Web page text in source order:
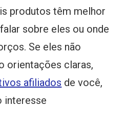
produtos têm melhor
sobre eles ou onde
Se eles não
orientações claras,
afiliados de você,
interesse